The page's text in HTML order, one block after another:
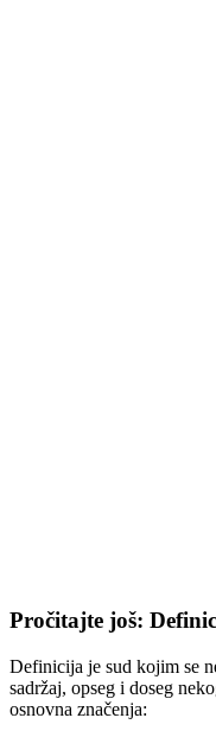
Pročitajte još:
Definicija je sud kojim se
sadržaj, opseg i doseg
osnovna značenja: